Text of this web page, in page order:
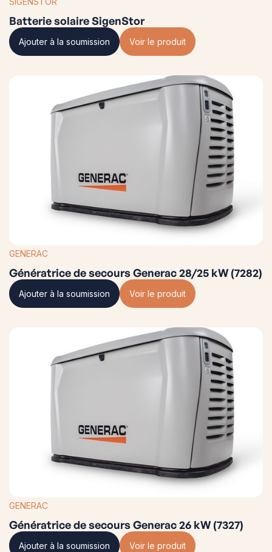
conçus et assemblés aux États-Unis
Utilisation de pièces nationales et
étrangères.
Batterie solaire SigenStor
Ajouter à la soumission Voir le produit
GENERAC
Génératrice de secours Generac 28/25 kW (7282)
Ajouter à la soumission Voir le produit
GENERAC
Génératrice de secours Generac 26 kW (7327)
Ajouter à la soumission Voir le produit